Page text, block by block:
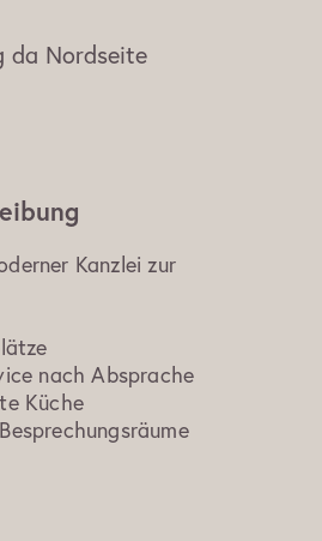
da Nordseite
Kanzlei zur
nach Absprache
Küche